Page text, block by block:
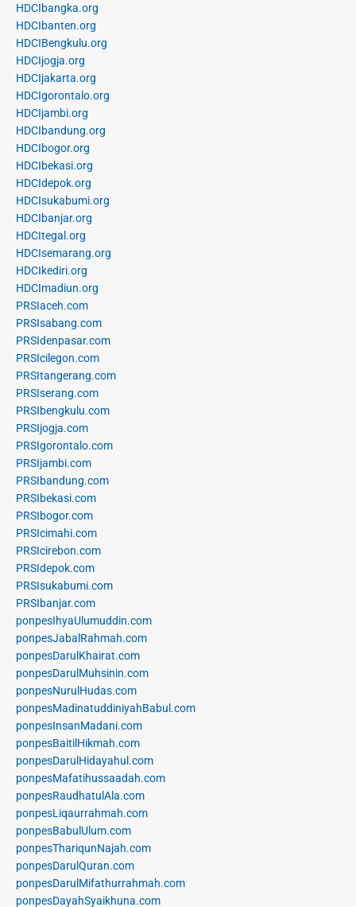
HDCIbangka.org
HDCIbanten.org
HDCIBengkulu.org
HDCIjogja.org
HDCIjakarta.org
HDCIgorontalo.org
HDCIjambi.org
HDCIbandung.org
HDCIbogor.org
HDCIbekasi.org
HDCIdepok.org
HDCIsukabumi.org
HDCIbanjar.org
HDCItegal.org
HDCIsemarang.org
HDCIkediri.org
HDCImadiun.org
PRSIaceh.com
PRSIsabang.com
PRSIdenpasar.com
PRSIcilegon.com
PRSItangerang.com
PRSIserang.com
PRSIbengkulu.com
PRSIjogja.com
PRSIgorontalo.com
PRSIjambi.com
PRSIbandung.com
PRSIbekasi.com
PRSIbogor.com
PRSIcimahi.com
PRSIcirebon.com
PRSIdepok.com
PRSIsukabumi.com
PRSIbanjar.com
ponpesIhyaUlumuddin.com
ponpesJabalRahmah.com
ponpesDarulKhairat.com
ponpesDarulMuhsinin.com
ponpesNurulHudas.com
ponpesMadinatuddiniyahBabul.com
ponpesInsanMadani.com
ponpesBaitilHikmah.com
ponpesDarulHidayahul.com
ponpesMafatihussaadah.com
ponpesRaudhatulAla.com
ponpesLiqaurrahmah.com
ponpesBabulUlum.com
ponpesThariqunNajah.com
ponpesDarulQuran.com
ponpesDarulMifathurrahmah.com
ponpesDayahSyaikhuna.com